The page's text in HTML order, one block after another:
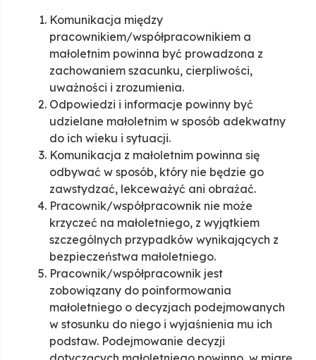
Komunikacja między
pracownikiem/współpracownikiem a
małoletnim powinna być prowadzona z
zachowaniem szacunku, cierpliwości,
uważności i zrozumienia.
Odpowiedzi i informacje powinny być
udzielane małoletnim w sposób adekwatny
do ich wieku i sytuacji.
Komunikacja z małoletnim powinna się
odbywać w sposób, który nie będzie go
zawstydzać, lekceważyć ani obrażać.
Pracownik/współpracownik nie może
krzyczeć na małoletniego, z wyjątkiem
szczególnych przypadków wynikających z
bezpieczeństwa małoletniego.
Pracownik/współpracownik jest
zobowiązany do poinformowania
małoletniego o decyzjach podejmowanych
w stosunku do niego i wyjaśnienia mu ich
podstaw. Podejmowanie decyzji